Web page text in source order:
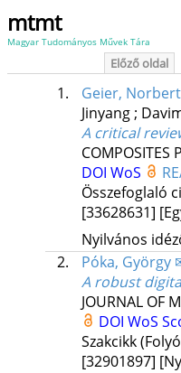
mtmt
Magyar Tudományos Művek Tára
Előző oldal
1. Geier,
Jinyang;
A critical
COMPOSITES
DOI WoS
Összefoglaló
[33628631]
Nyilvános
2.
Póka, György
A robust
JOURNAL OF
DOI WoS
Szakcikk
[32901897]